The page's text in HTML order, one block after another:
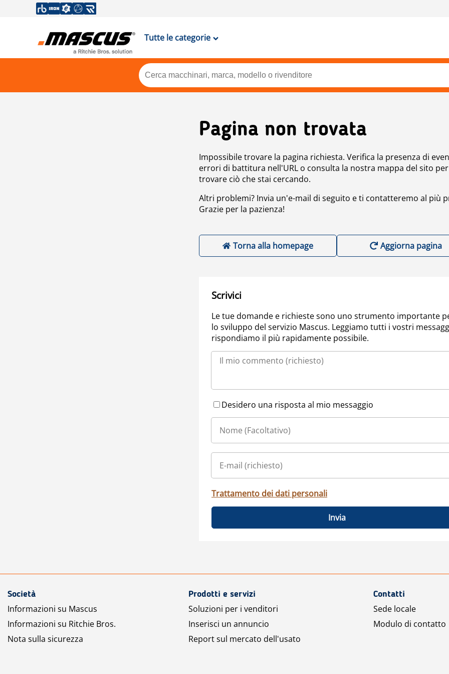
Tutte le categorie
Pagina non trovata
Impossibile trovare la pagina richiesta. Verifica la presenza di
errori di battitura nell'URL o consulta la nostra mappa del sito per
trovare ciò che stai cercando.
Altri problemi? Invia un'e-mail di seguito e ti contatteremo al più
Grazie per la pazienza!
Torna alla homepage Aggiorna pagina
Scrivici
Le tue domande e richieste sono uno strumento importante
lo sviluppo del servizio Mascus. Leggiamo tutti i vostri
rispondiamo il più rapidamente possibile.
Desidero una risposta al mio messaggio
Trattamento dei dati personali
Invia
Società
Informazioni su Mascus
Informazioni su Ritchie Bros.
Nota sulla sicurezza
Prodotti e servizi
Soluzioni per i venditori
Inserisci un annuncio
Report sul mercato dell'usato
Contatti
Sede locale
Modulo di contatto